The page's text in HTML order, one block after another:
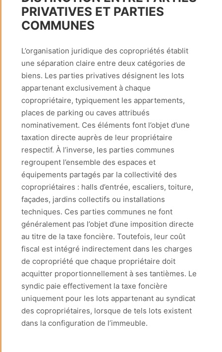
PRIVATIVES ET PARTIES
COMMUNES
L’organisation juridique des copropriétés établit
une séparation claire entre deux catégories de
biens. Les parties privatives désignent les lots
appartenant exclusivement à chaque
copropriétaire, typiquement les appartements,
places de parking ou caves attribués
nominativement. Ces éléments font l’objet d’une
taxation directe auprès de leur propriétaire
respectif. À l’inverse, les parties communes
regroupent l’ensemble des espaces et
équipements partagés par la collectivité des
copropriétaires : halls d’entrée, escaliers, toiture,
façades, jardins collectifs ou installations
techniques. Ces parties communes ne font
généralement pas l’objet d’une imposition directe
au titre de la taxe foncière. Toutefois, leur coût
fiscal est intégré indirectement dans les charges
de copropriété que chaque propriétaire doit
acquitter proportionnellement à ses tantièmes. Le
syndic paie effectivement la taxe foncière
uniquement pour les lots appartenant au syndicat
des copropriétaires, lorsque de tels lots existent
dans la configuration de l’immeuble.